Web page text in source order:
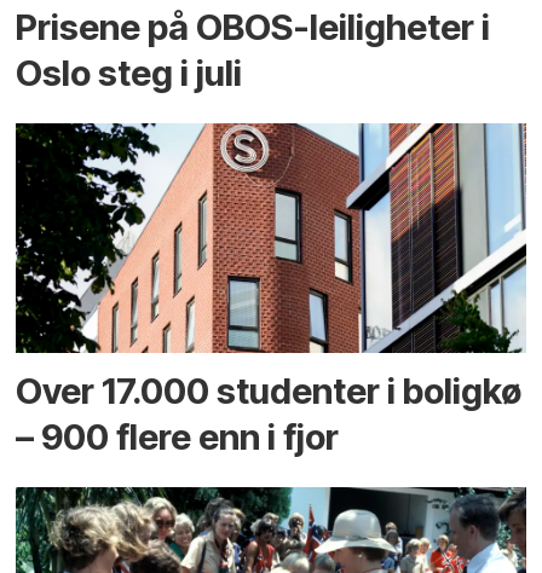
Prisene på OBOS-leiligheter i
Oslo steg i juli
Over 17.000 studenter i boligkø
– 900 flere enn i fjor